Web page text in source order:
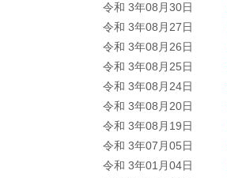
令和 3年08月30日
令和 3年08月27日
令和 3年08月26日
令和 3年08月25日
令和 3年08月24日
令和 3年08月20日
令和 3年08月19日
令和 3年07月05日
令和 3年01月04日